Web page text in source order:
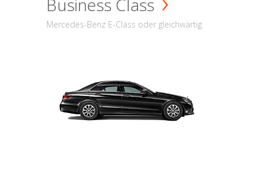
Business Class
Mercedes-Benz E-Class oder gleichwärtig